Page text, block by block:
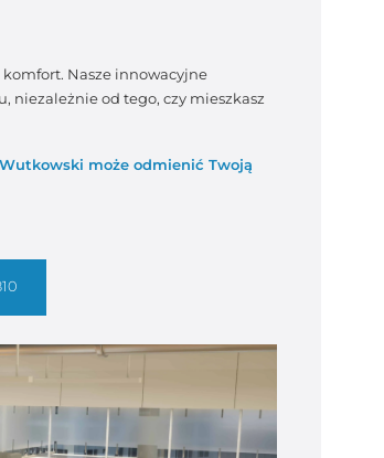
komfort. Nasze innowacyjne
niezależnie od tego, czy mieszkasz
może odmienić Twoją